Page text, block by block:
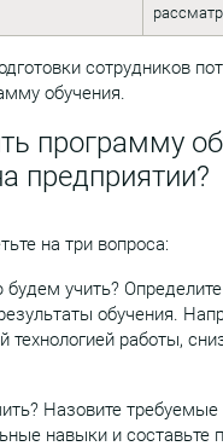
сотрудников
обучения.
программу
предприятии?
на три вопроса:
учить?
обучения.
технологией работы,
Назовите требуемые
навыки и составьте